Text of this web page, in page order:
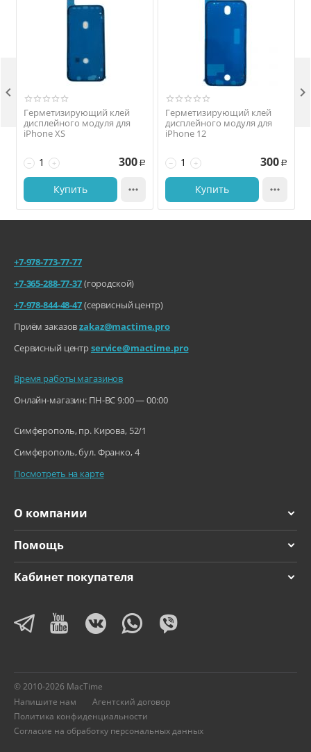
Герметизирующий клей
дисплейного модуля для
iPhone XS
+
− 300 Р
Купить 
Герметизирующий клей
дисплейного модуля для
iPhone 12
+
− 300 Р
Купить 
 
О компании
Помощь
Кабинет покупателя
+7-978-773-77-77
+7-365-288-77-37(городской)
+7-978-844-48-47(сервисный центр)
Приём заказовzakaz@mactime.pro
Сервисный центрservice@mactime.pro
Время работы магазинов
Онлайн-магазин: ПН-ВС 9:00 — 00:00
Симферополь, пр. Кирова, 52/1
Симферополь, бул. Франко, 4
Посмотреть на карте
© 2010-2026 MacTime
Напишите нам
Агентский договор
Политика конфиденциальности
Согласие на обработку персональных данных